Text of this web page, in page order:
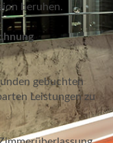
beruhen.
gebuchten
Leistungen zu